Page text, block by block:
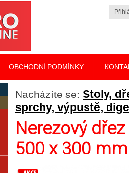
Nacházíte se: Stoly,
sprchy, výpustě,
Nerezový
500 x 300 mm
OBCHODNÍ PODMÍNKY